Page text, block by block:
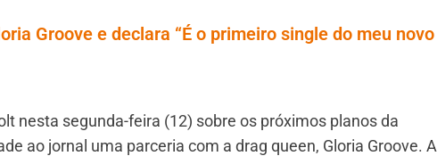
Groove e declara “É o primeiro single do meu novo
nesta segunda-feira (12) sobre os próximos planos da
ao jornal uma parceria com a drag queen, Gloria Groove. A